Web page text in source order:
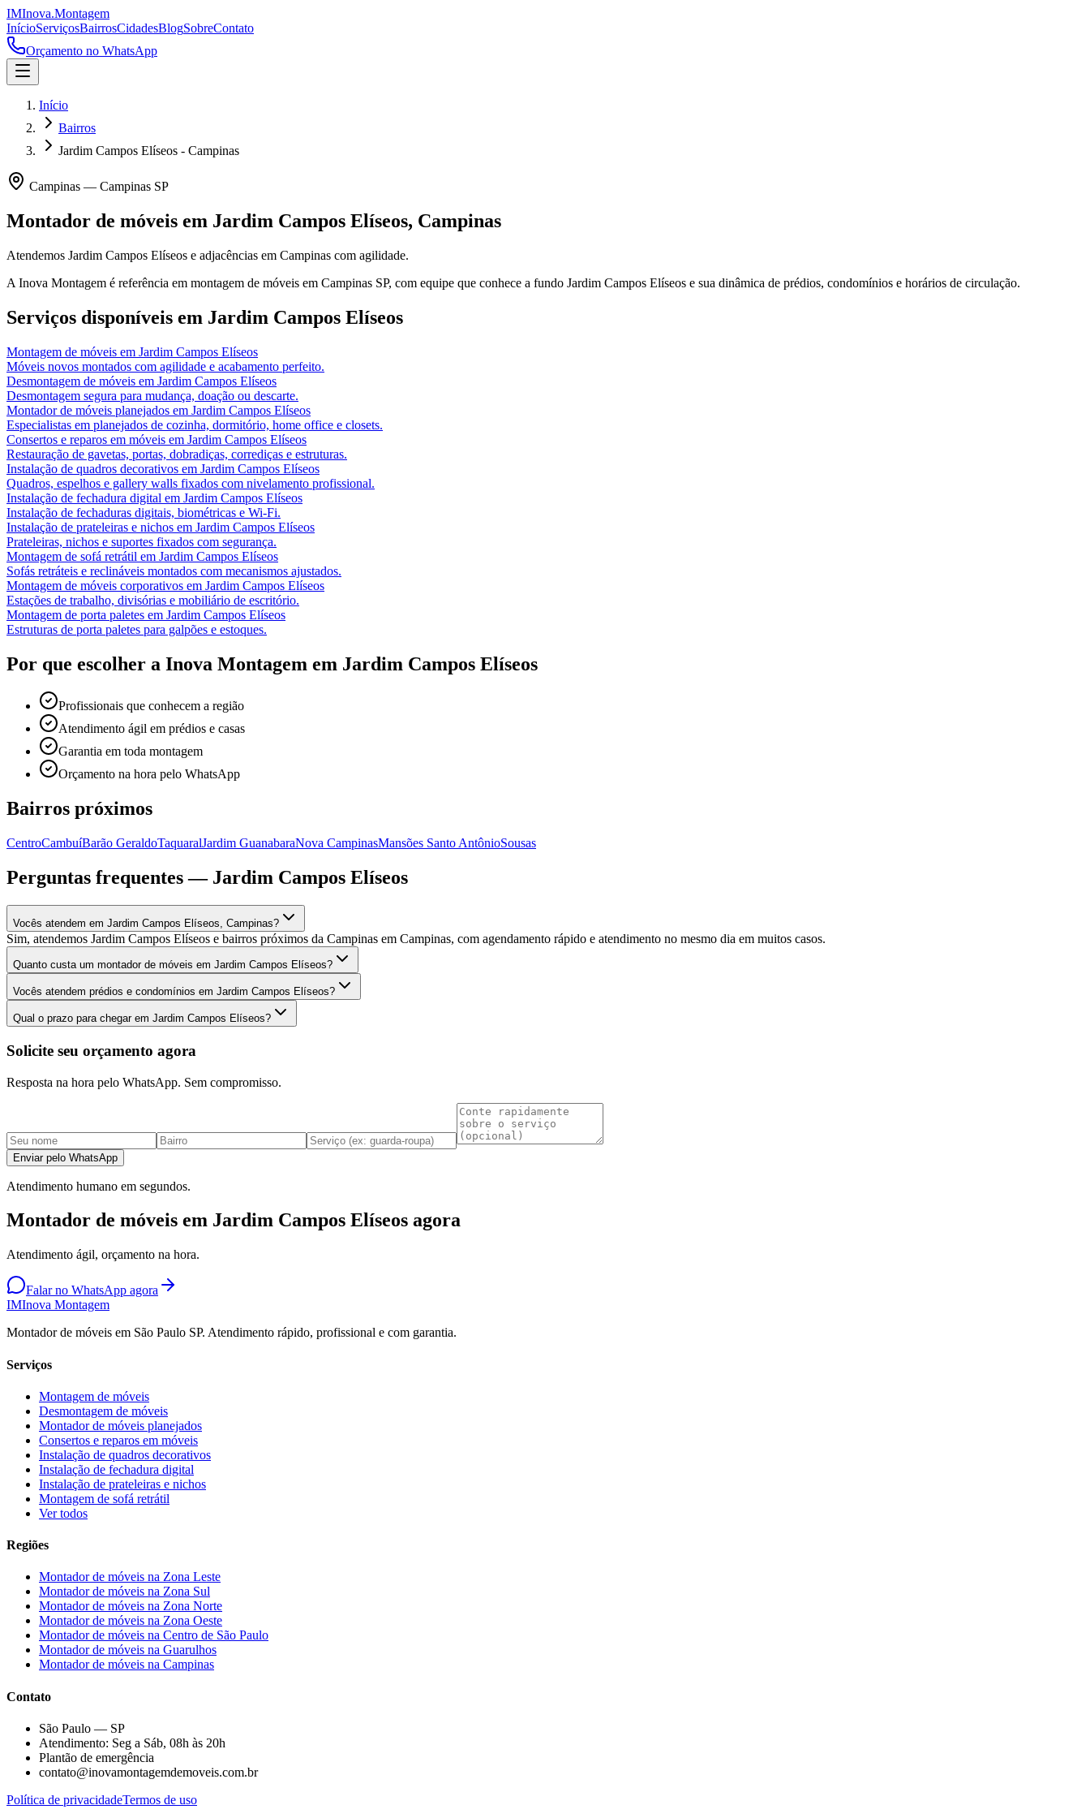
IMInova.Montagem
InícioServiçosBairrosCidadesBlogSobreContato
Orçamento no WhatsApp
Início
Bairros
Jardim Campos Elíseos - Campinas
Campinas — Campinas SP
Montador de móveis em Jardim Campos Elíseos, Campinas
Atendemos Jardim Campos Elíseos e adjacências em Campinas com agilidade.
A Inova Montagem é referência em montagem de móveis em Campinas SP, com equipe que conhece a fundo Jardim Campos Elíseos e sua dinâmica de prédios, condomínios e horários de circulação.
Serviços disponíveis em Jardim Campos Elíseos
Montagem de móveis em Jardim Campos Elíseos
Móveis novos montados com agilidade e acabamento perfeito.
Desmontagem de móveis em Jardim Campos Elíseos
Desmontagem segura para mudança, doação ou descarte.
Montador de móveis planejados em Jardim Campos Elíseos
Especialistas em planejados de cozinha, dormitório, home office e closets.
Consertos e reparos em móveis em Jardim Campos Elíseos
Restauração de gavetas, portas, dobradiças, corrediças e estruturas.
Instalação de quadros decorativos em Jardim Campos Elíseos
Quadros, espelhos e gallery walls fixados com nivelamento profissional.
Instalação de fechadura digital em Jardim Campos Elíseos
Instalação de fechaduras digitais, biométricas e Wi-Fi.
Instalação de prateleiras e nichos em Jardim Campos Elíseos
Prateleiras, nichos e suportes fixados com segurança.
Montagem de sofá retrátil em Jardim Campos Elíseos
Sofás retráteis e reclináveis montados com mecanismos ajustados.
Montagem de móveis corporativos em Jardim Campos Elíseos
Estações de trabalho, divisórias e mobiliário de escritório.
Montagem de porta paletes em Jardim Campos Elíseos
Estruturas de porta paletes para galpões e estoques.
Por que escolher a Inova Montagem em Jardim Campos Elíseos
Profissionais que conhecem a região
Atendimento ágil em prédios e casas
Garantia em toda montagem
Orçamento na hora pelo WhatsApp
Bairros próximos
CentroCambuíBarão GeraldoTaquaralJardim GuanabaraNova CampinasMansões Santo AntônioSousas
Perguntas frequentes — Jardim Campos Elíseos
Vocês atendem em Jardim Campos Elíseos, Campinas?
Sim, atendemos Jardim Campos Elíseos e bairros próximos da Campinas em Campinas, com agendamento rápido e atendimento no mesmo dia em muitos casos.
Quanto custa um montador de móveis em Jardim Campos Elíseos?
Vocês atendem prédios e condomínios em Jardim Campos Elíseos?
Qual o prazo para chegar em Jardim Campos Elíseos?
Solicite seu orçamento agora
Resposta na hora pelo WhatsApp. Sem compromisso.
Enviar pelo WhatsApp
Atendimento humano em segundos.
Montador de móveis em Jardim Campos Elíseos agora
Atendimento ágil, orçamento na hora.
Falar no WhatsApp agora
IMInova Montagem
Montador de móveis em São Paulo SP. Atendimento rápido, profissional e com garantia.
Serviços
Montagem de móveis
Desmontagem de móveis
Montador de móveis planejados
Consertos e reparos em móveis
Instalação de quadros decorativos
Instalação de fechadura digital
Instalação de prateleiras e nichos
Montagem de sofá retrátil
Ver todos
Regiões
Montador de móveis na Zona Leste
Montador de móveis na Zona Sul
Montador de móveis na Zona Norte
Montador de móveis na Zona Oeste
Montador de móveis na Centro de São Paulo
Montador de móveis na Guarulhos
Montador de móveis na Campinas
Contato
São Paulo — SP
Atendimento: Seg a Sáb, 08h às 20h
Plantão de emergência
contato@inovamontagemdemoveis.com.br
Política de privacidadeTermos de uso